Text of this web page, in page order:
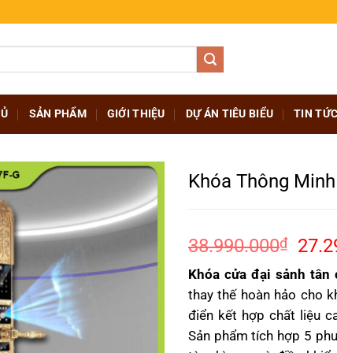
SẢN PHẨM GIỚI THIỆU DỰ ÁN TIÊU BIỂU TIN TỨC
Khóa Thông
38.990.000₫
Giá
gốc
là:
Khóa cửa đại sảnh tân
thay thế hoàn hảo cho
điển kết hợp chất liệu
Sản phẩm tích hợp 5